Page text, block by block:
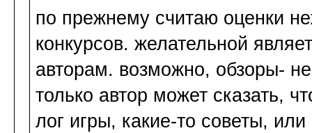
по прежнему считаю оценки
конкурсов. желательной
авторам. возможно, обзоры-
только автор может сказать,
лог игры, какие-то советы,